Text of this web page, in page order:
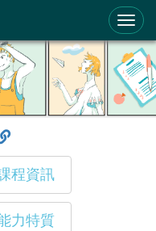
程資訊
力特質